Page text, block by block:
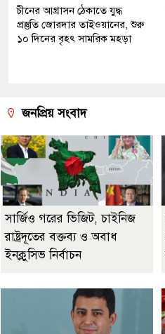
চীনের আগ্রাসন ঠেকাতে যুদ্ধ
প্রস্তুতি জোরদার তাইওয়ানের, শুরু
১০ দিনের বৃহৎ সামরিক মহড়া
জনপ্রিয় সংবাদ
সার্জিও গরের ভিজিট, চাইনিজ
রাষ্ট্রদূতের বক্তব্য ও অবাধ
ইনক্লুসিভ নির্বাচন